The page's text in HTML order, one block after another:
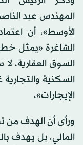
المهندس عبد
الأوسط»، أن
الشاغرة «يمثل
السوق العقارية،
السكنية
الإيجارات».
ورأى أن الهدف من
المالي، بل يهدف